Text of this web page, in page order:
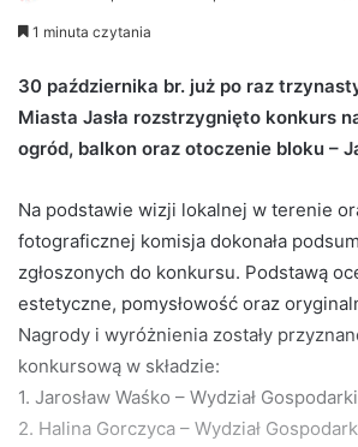
e
d
a
i
l
1 minuta czytania
30 października br. już po raz
Miasta Jasła rozstrzygnięto konkurs
ogród, balkon oraz otoczenie bloku –
Na podstawie wizji lokalnej w terenie
fotograficznej komisja dokonała
zgłoszonych do konkursu. Podstawą
estetyczne, pomysłowość oraz
Nagrody i wyróżnienia zostały
konkursową w składzie:
1. Jarosław Waśko – Wydział
2. Halina Gorczyca – Wydział